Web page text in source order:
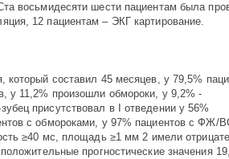
восьмидесяти шести пациентам была
12 пациентам – ЭКГ картирование.
составил 45 месяцев, у 79,5%
у 11,2% произошли обмороки, у 9,2% -
присутствовал в I отведении у 56%
с обмороками, у 97% пациентов с ФЖ/
≥40 мс, площадь ≥1 мм 2 имели
прогностические значения